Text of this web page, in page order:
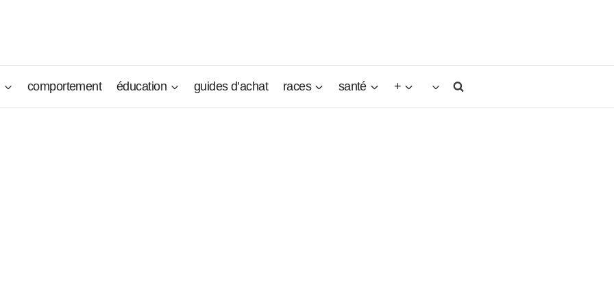
comportement éducation guides d’achat races santé +